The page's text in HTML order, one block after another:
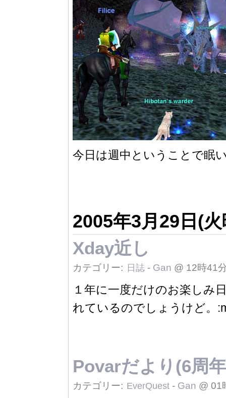
今日は週中ということで眠
2005年3月29日(
Xday近し
カテゴリー: 日誌 - Gan @ 12時41
１年に一度だけのお楽しみ
れているのでしょうけど。
Povarだより(6周
カテゴリー: EverQuest - Gan @ 01